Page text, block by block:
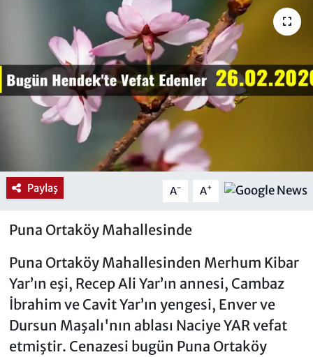
Paylaş A- A+
Puna Ortaköy Mahallesinde
Puna Ortaköy Mahallesinden Merhum Kibar
Yar’ın eşi, Recep Ali Yar’ın annesi, Cambaz
İbrahim ve Cavit Yar’ın yengesi, Enver ve
Dursun Maşalı'nın ablası Naciye YAR vefat
etmiştir. Cenazesi bugün Puna Ortaköy